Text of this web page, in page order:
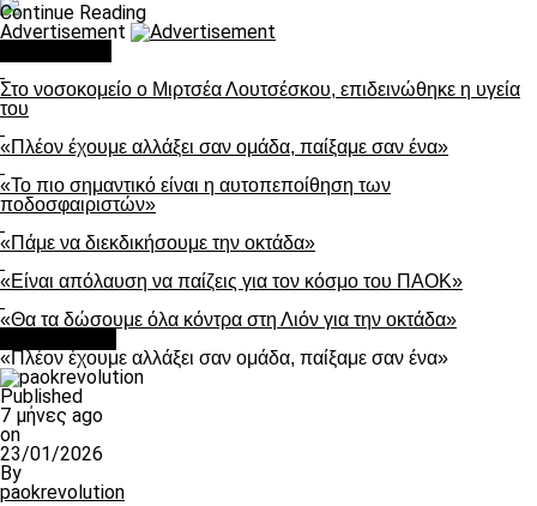
Continue Reading
Advertisement
Στο νοσοκομείο ο Μιρτσέα Λουτσέσκου, επιδεινώθηκε η υγεία
του
«Πλέον έχουμε αλλάξει σαν ομάδα, παίξαμε σαν ένα»
«Το πιο σημαντικό είναι η αυτοπεποίθηση των
ποδοσφαιριστών»
«Πάμε να διεκδικήσουμε την οκτάδα»
«Είναι απόλαυση να παίζεις για τον κόσμο του ΠΑΟΚ»
«Θα τα δώσουμε όλα κόντρα στη Λιόν για την οκτάδα»
«Πλέον έχουμε αλλάξει σαν ομάδα, παίξαμε σαν ένα»
Published
7 μήνες ago
on
23/01/2026
By
paokrevolution